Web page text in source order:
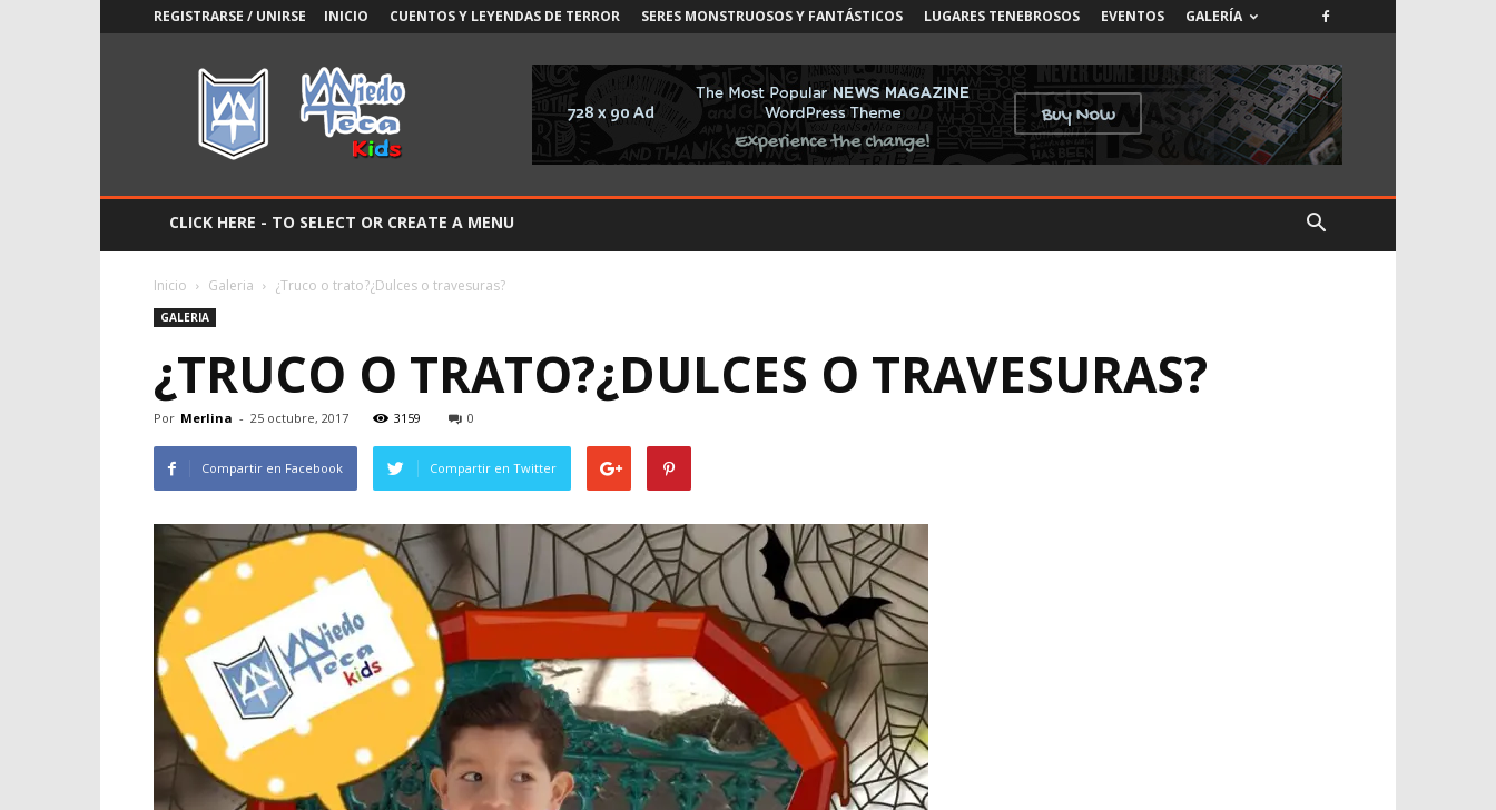
REGISTRARSE / UNIRSE INICIO CUENTOS Y LEYENDAS DE TERROR SERES MONSTRUOSOS Y FANTÁSTICOS LUGARES TENEBROSOS EVENTOS GALERÍA
Miedoteca
CLICK HERE - TO SELECT OR CREATE A MENU
Inicio Galeria ¿Truco o trato?¿Dulces o travesuras?
GALERIA
¿TRUCO O TRATO?¿DULCES O TRAVESURAS?
Por Merlina - 25 octubre, 2017 3159 0
Compartir en Facebook Compartir en Twitter